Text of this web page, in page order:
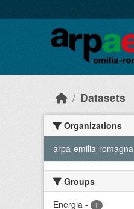
Datasets
Organizations
arpa-emilia-romagna
Groups
Energia - 1